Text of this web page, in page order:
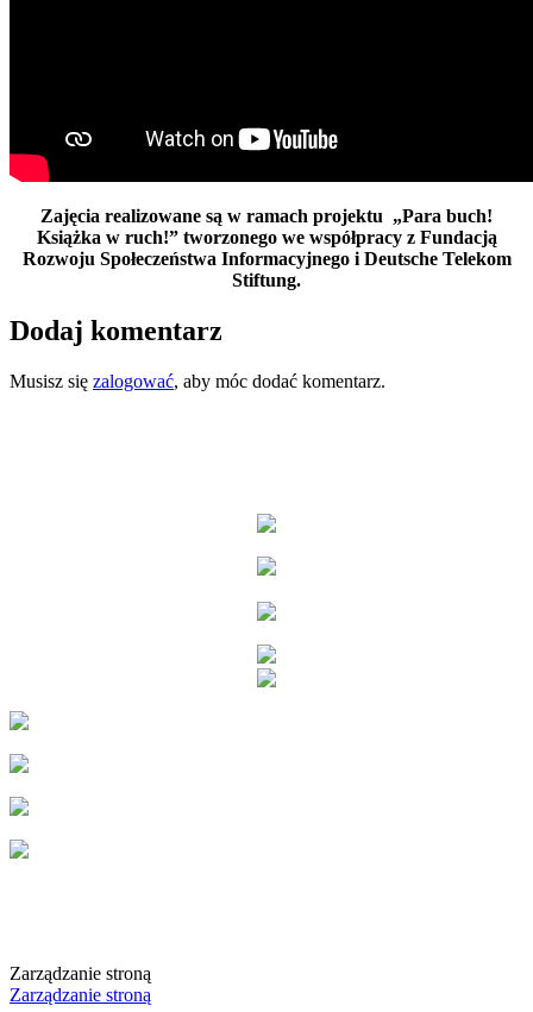
Zajęcia realizowane są w ramach projektu „Para buch!
Książka w ruch!” tworzonego we współpracy z Fundacją
Rozwoju Społeczeństwa Informacyjnego i Deutsche Telekom
Stiftung.
Dodaj komentarz
Musisz się zalogować, aby móc dodać komentarz.
Zarządzanie stroną
Zarządzanie stroną